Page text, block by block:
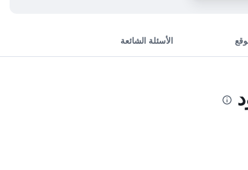
الأسئلة الشائعة